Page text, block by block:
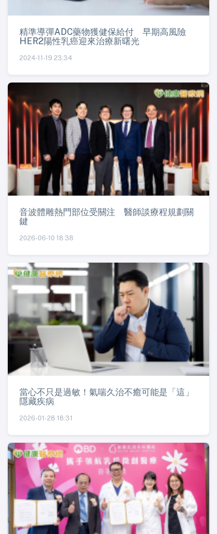
精準導彈ADC藥物獲健保給付 早期高風險
HER2陽性乳癌迎來治療新曙光
2024-11-19 23:34
音波體雕熱門部位受關注 醫師談療程規劃關
鍵
2026-06-10 18:38
當心不只是過敏！氣喘久治不癒可能是「這」
隱藏疾病
2026-01-28 18:31